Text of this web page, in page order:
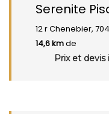
Serenite
12 r Chenebier,
14,6 kmde
Prix et